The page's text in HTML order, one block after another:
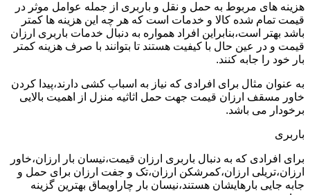
هزینه های مربوط به حمل و نقل و باربری از جمله عوامل موثر در
قیمت تمام شده کالا و خدمات است که هر چه این هزینه ها کمتر
باشد بهتر است،بنابراین افراد همواره به دنبال خدمات باربری ارزان
قیمت و در عین حال با کیفیت هستند تا بتوانند با صرف هزینه کمتر
بار خود را جابه کنند.
به عنوان مثال برای افرادی که نیاز به اسباب کشی دارند،پیدا کردن
خاور مسقف ارزان قیمت جهت حمل اثاثیه منزل از اهمیت بالایی
برخودار می باشد.
باربری
برای افرادی که به دنبال باربری ارزان قیمت،نیسان بار ارزان،خاور
ارزان،تریلی ارزان،کمرشکن ارزان،تک و جفت ارزان برای حمل و
جابه جایی بارهایشان هستند،نیسان بار چاراویماق بهترین گزینه